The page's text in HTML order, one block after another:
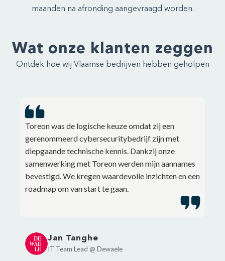
maanden na afronding aangevraagd worden.
Wat onze klanten zeggen
Ontdek hoe wij Vlaamse bedrijven hebben geholpen
Toreon was de logische keuze omdat zij een
gerenommeerd cybersecuritybedrijf zijn met
diepgaande technische kennis. Dankzij onze
samenwerking met Toreon werden mijn aannames
bevestigd. We kregen waardevolle inzichten en een
roadmap om van start te gaan.
Jan Tanghe
IT Team Lead @ Dewaele